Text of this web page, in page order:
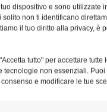
dispositivo e sono utilizzate
non ti identificano
il tuo diritto alla privacy, è
tutto" per accettare tutte
tecnologie non essenziali. Puoi
e modificare le tue